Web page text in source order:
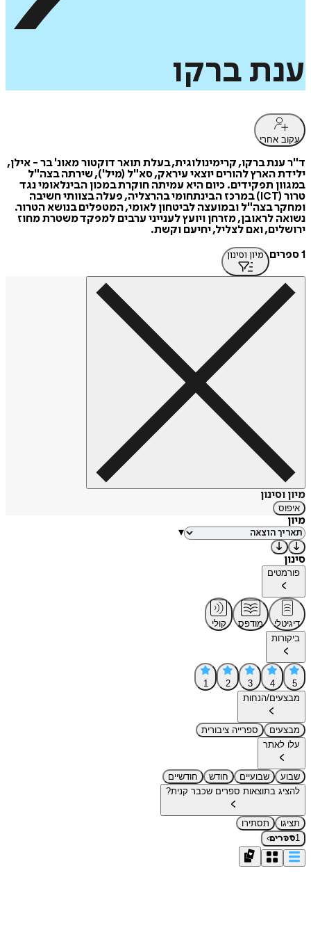
ענת ברקו
עקוב אחרי
ד"ר ענת ברקו, קרימינולוגית, בעלת תואר דוקטור מאונ' בר - אילן,
ילידת הארץ להורים יוצאי עיראק, סא"ל (מיל'), שירתה בצה"ל
במגוון תפקידים. כיום היא עמיתה חוקרת במכון הבינלאומי נגד
טרור (ICT) במרכז הבינתחומי בהרצליה, פעלה בצוותי חשיבה
ומחקר בצה"ל ובמועצה לביטחון לאומי, המטפלים בנושא הטרור.
נשואה לראובן, מזרחן ויועץ לענייני ערבים למפקד משטרת מחוז
ירושלים, ואם לצליל, יחיעם וקשת.
1 ספרים
מיון וסינון
מיון וסינון
איפוס
מיון
▾
סינון
פורמטים
דיגיטלי מודפס
קולי
ביקורות
5
4
3
2
1
מבצעים/הנחות
מבצעים
ספרייה ציבורית
עלו לאתר
שבוע שבועיים חודש
חודשיים
להציג בתוצאות ספרים שכבר קנית?
תציגו
תסתירו
1ספרים›